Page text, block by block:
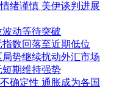
绪谨慎 美伊谈判进展
波动等待突破
指数回落至近期低位
局势继续扰动外汇市场
短期维持强势
确定性 通胀成为各国